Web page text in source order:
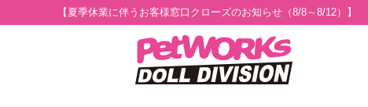
【夏季休業に伴うお客様窓口クローズのお知らせ（8/8～8/12）】